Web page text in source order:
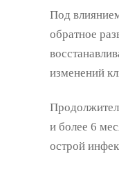
Под
обратное
изменений
и более 6
острой